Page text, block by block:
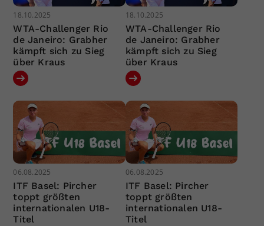
18.10.2025
WTA-Challenger Rio
de Janeiro: Grabher
kämpft sich zu Sieg
über Kraus
18.10.2025
WTA-Challenger Rio
de Janeiro: Grabher
kämpft sich zu Sieg
über Kraus
06.08.2025
ITF Basel: Pircher
toppt größten
internationalen U18-
Titel
06.08.2025
ITF Basel: Pircher
toppt größten
internationalen U18-
Titel